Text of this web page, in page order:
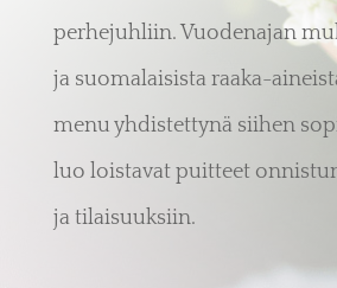
perhejuhliin. Vuodenajan
ja suomalaisista raaka-
menu yhdistettynä siihen
luo loistavat puitteet
ja tilaisuuksiin.